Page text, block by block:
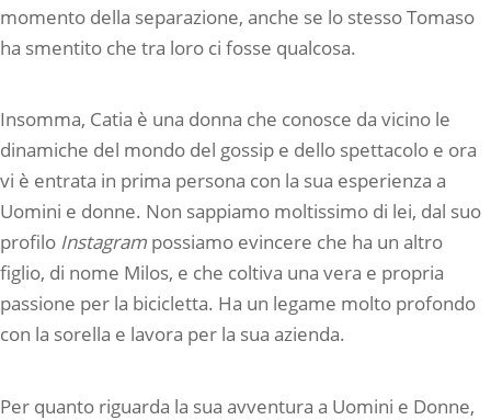
momento della separazione, anche se lo stesso Tomaso
ha smentito che tra loro ci fosse qualcosa.
Insomma, Catia è una donna che conosce da vicino le
dinamiche del mondo del gossip e dello spettacolo e ora
vi è entrata in prima persona con la sua esperienza a
Uomini e donne. Non sappiamo moltissimo di lei, dal suo
profilo Instagram possiamo evincere che ha un altro
figlio, di nome Milos, e che coltiva una vera e propria
passione per la bicicletta. Ha un legame molto profondo
con la sorella e lavora per la sua azienda.
Per quanto riguarda la sua avventura a Uomini e Donne,